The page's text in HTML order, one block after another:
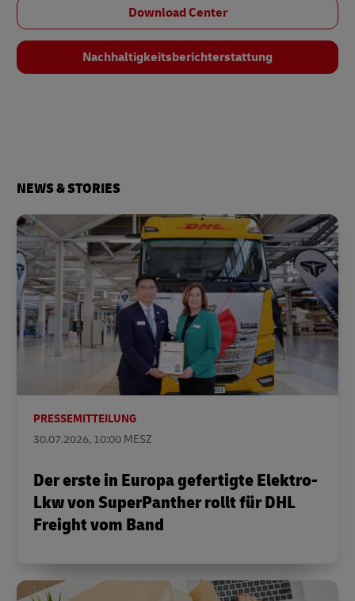
Download Center
Nachhaltigkeits­berichterstattung
NEWS & STORIES
PRESSEMITTEILUNG
30.07.2026, 10:00 MESZ
Der erste in Europa gefertigte Elektro-
Lkw von SuperPanther rollt für DHL
Freight vom Band